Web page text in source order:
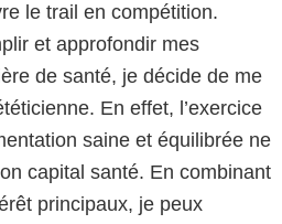
le trail en compétition.
et approfondir mes
de santé, je décide de me
En effet, l’exercice
saine et équilibrée ne
capital santé. En combinant
principaux, je peux